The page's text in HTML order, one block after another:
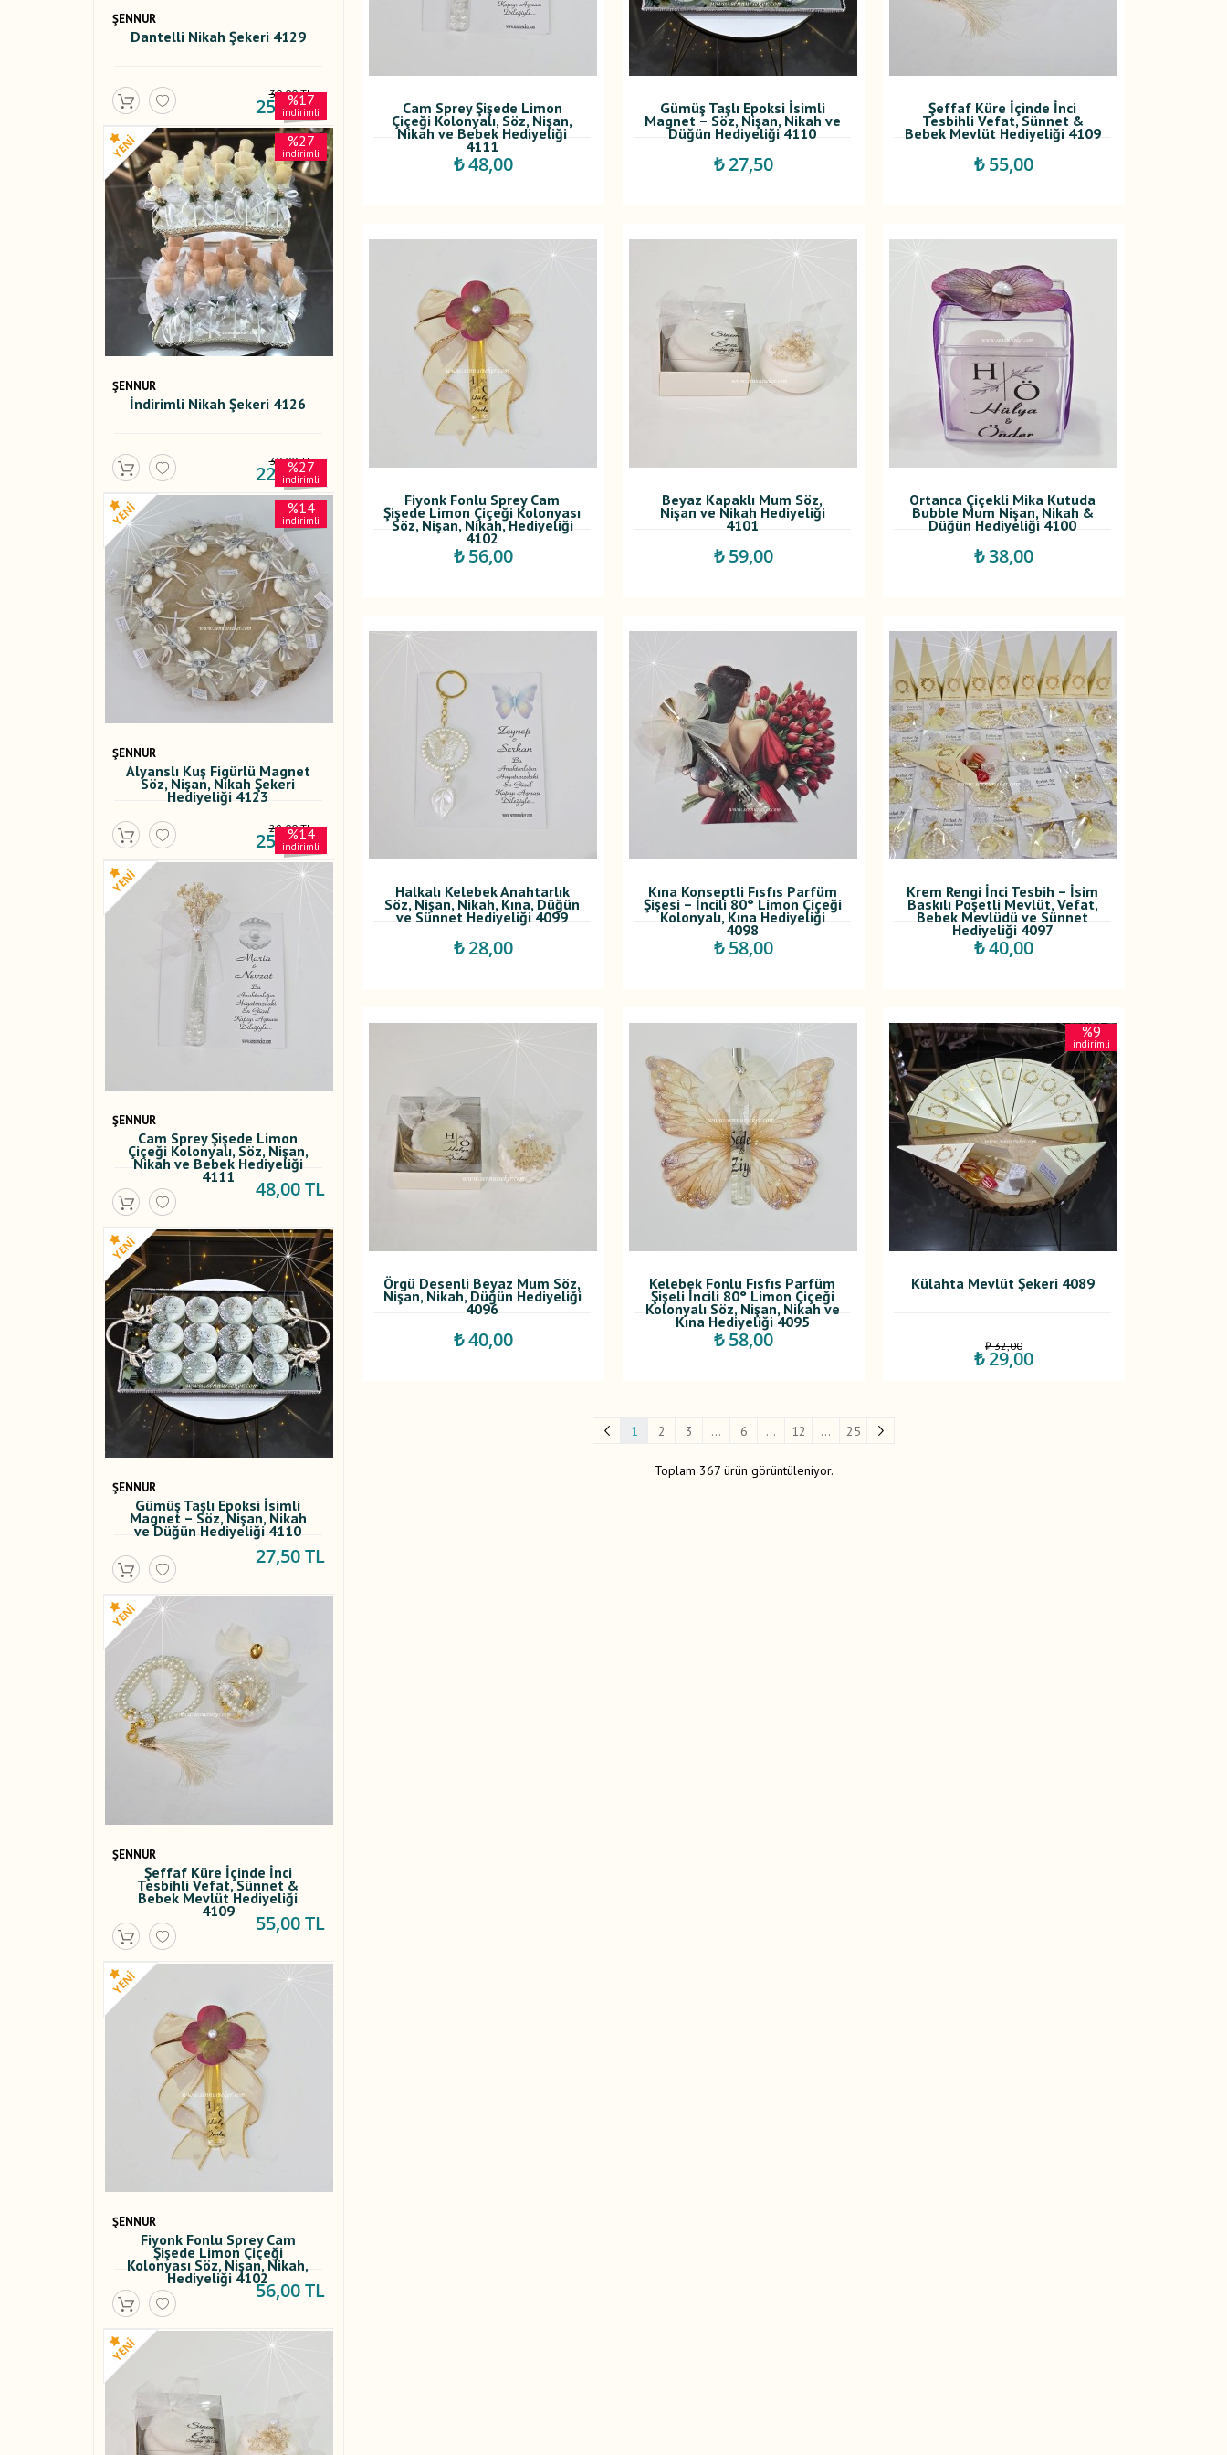
ŞENNUR
Dantelli Nikah Şekeri 4129
30,00 TL
25,00 TL
%17
indirimli
%27
indirimli
ŞENNUR
İndirimli Nikah Şekeri 4126
30,00 TL
22,00 TL
%27
indirimli
%14
indirimli
ŞENNUR
Alyanslı Kuş Figürlü Magnet
Söz, Nişan, Nikah Şekeri
Hediyeliği 4123
29,00 TL
25,00 TL
%14
indirimli
ŞENNUR
Cam Sprey Şişede Limon
Çiçeği Kolonyalı, Söz, Nişan,
Nikah ve Bebek Hediyeliği
4111 48,00 TL
ŞENNUR
Gümüş Taşlı Epoksi İsimli
Magnet – Söz, Nişan, Nikah
ve Düğün Hediyeliği 4110
27,50 TL
ŞENNUR
Şeffaf Küre İçinde İnci
Tesbihli Vefat, Sünnet &
Bebek Mevlüt Hediyeliği
4109 55,00 TL
ŞENNUR
Fiyonk Fonlu Sprey Cam
Şişede Limon Çiçeği
Kolonyası Söz, Nişan, Nikah,
Hediyeliği 410256,00 TL
Cam Sprey Şişede Limon
Çiçeği Kolonyalı, Söz, Nişan,
Nikah ve Bebek Hediyeliği
4111
₺ 48,00
Gümüş Taşlı Epoksi İsimli
Magnet – Söz, Nişan, Nikah ve
Düğün Hediyeliği 4110
₺ 27,50
Şeffaf Küre İçinde İnci
Tesbihli Vefat, Sünnet &
Bebek Mevlüt Hediyeliği 4109
₺ 55,00
Fiyonk Fonlu Sprey Cam
Şişede Limon Çiçeği Kolonyası
Söz, Nişan, Nikah, Hediyeliği
4102
₺ 56,00
Beyaz Kapaklı Mum Söz,
Nişan ve Nikah Hediyeliği
4101
₺ 59,00
Ortanca Çiçekli Mika Kutuda
Bubble Mum Nişan, Nikah &
Düğün Hediyeliği 4100
₺ 38,00
Halkalı Kelebek Anahtarlık
Söz, Nişan, Nikah, Kına, Düğün
ve Sünnet Hediyeliği 4099
₺ 28,00
Kına Konseptli Fısfıs Parfüm
Şişesi – İncili 80° Limon Çiçeği
Kolonyalı, Kına Hediyeliği
4098
₺ 58,00
Krem Rengi İnci Tesbih – İsim
Baskılı Poşetli Mevlüt, Vefat,
Bebek Mevlüdü ve Sünnet
Hediyeliği 4097
₺ 40,00
Örgü Desenli Beyaz Mum Söz,
Nişan, Nikah, Düğün Hediyeliği
4096
₺ 40,00
Kelebek Fonlu Fısfıs Parfüm
Şişeli İncili 80° Limon Çiçeği
Kolonyalı Söz, Nişan, Nikah ve
Kına Hediyeliği 4095
₺ 58,00
%9
indirimli
Külahta Mevlüt Şekeri 4089
₺ 32,00
₺ 29,00
1 2 3 ... 6 ... 12 ... 25
Toplam 367 ürün görüntüleniyor.